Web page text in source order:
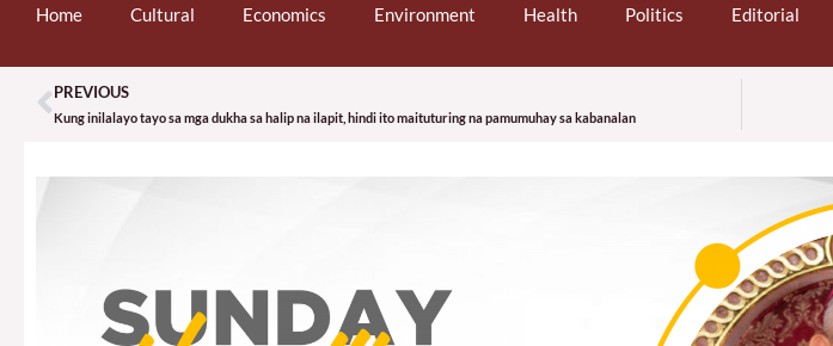
Home Cultural Economics Environment Health Politics Editorial
Prev
PREVIOUS
Kung inilalayo tayo sa mga dukha sa halip na ilapit, hindi ito maituturing na pamumuhay sa kabanalan